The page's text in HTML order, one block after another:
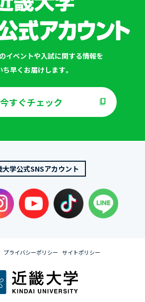
イベントや入試に関する情報を
ち早くお届けします。
今すぐチェック
大学公式SNSアカウント
プライバシーポリシー サイトポリシー